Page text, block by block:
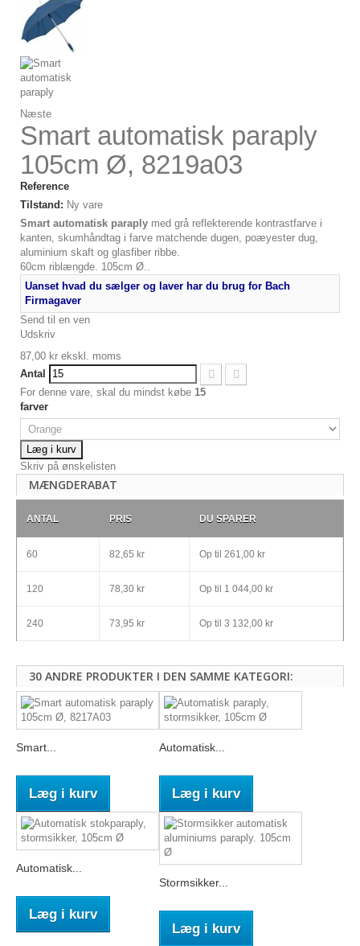
Næste
Smart automatisk paraply
105cm Ø, 8219a03
Reference
Tilstand: Ny vare
Smart automatisk paraply med grå reflekterende kontrastfarve i
kanten, skumhåndtag i farve matchende dugen, poæyester dug,
aluminium skaft og glasfiber ribbe.
60cm riblængde. 105cm Ø..
Uanset hvad du sælger og laver har du brug for Bach
Firmagaver
Send til en ven
Udskriv
87,00 kr ekskl. moms
Antal
For denne vare, skal du mindst købe 15
farver
Læg i kurv
Skriv på ønskelisten
MÆNGDERABAT
ANTAL PRIS DU SPARER
60 82,65 kr Op til 261,00 kr
120 78,30 kr Op til 1 044,00 kr
240 73,95 kr Op til 3 132,00 kr
30 ANDRE PRODUKTER I DEN SAMME KATEGORI:
Smart...
Læg i kurv
Automatisk...
Læg i kurv
Automatisk...
Læg i kurv
Stormsikker...
Læg i kurv